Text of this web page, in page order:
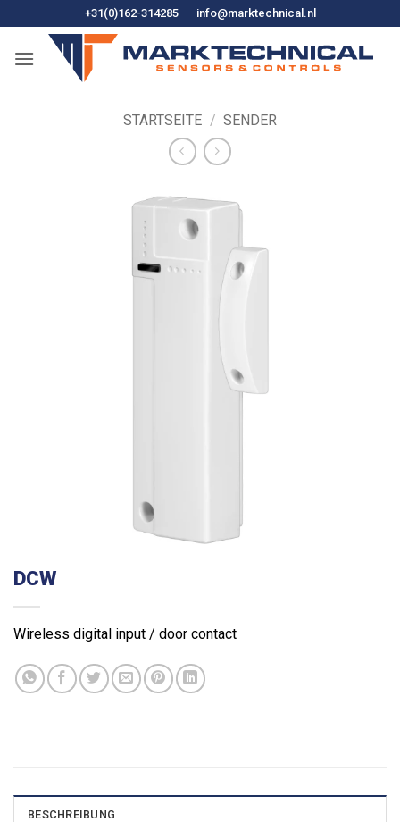
Inhalt
springen
+31(0)162-314285 info@marktechnical.nl
STARTSEITE / SENDER
DCW
Wireless digital input / door contact
BESCHREIBUNG